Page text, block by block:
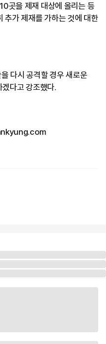
곳을 제재 대상에 올리는 등
추가 제재를 가하는 것에 대한
다시 공격할 경우 새로운
다고 강조했다.